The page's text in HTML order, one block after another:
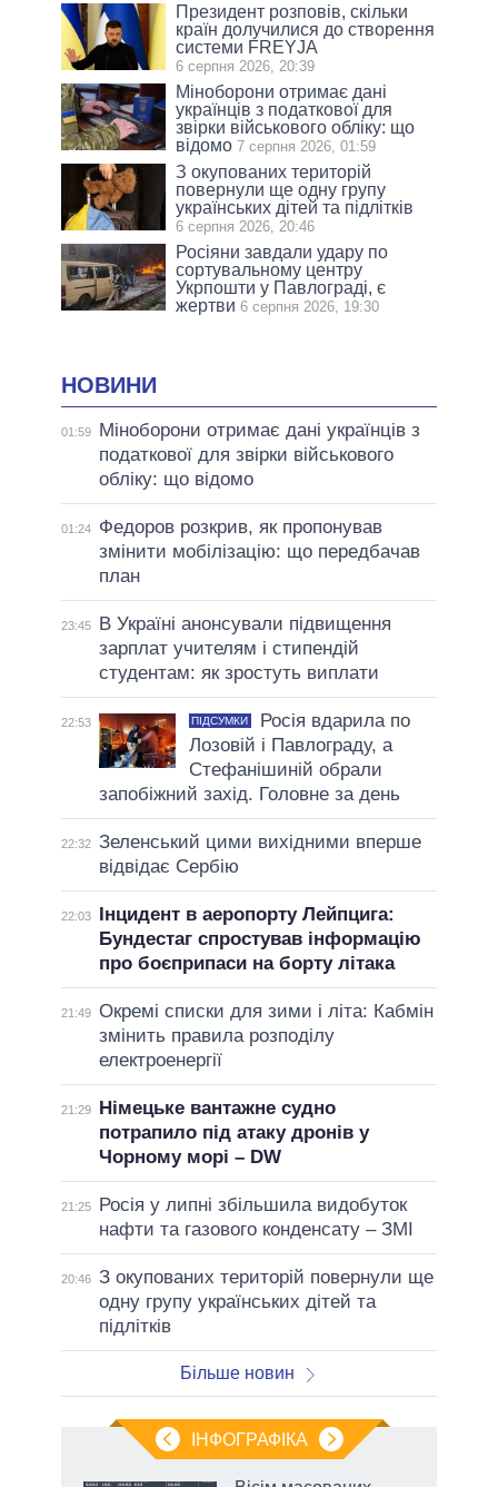
Президент розповів, скільки
країн долучилися до створення
системи FREYJA
6 серпня 2026, 20:39
Міноборони отримає дані
українців з податкової для
звірки військового обліку: що
відомо 7 серпня 2026, 01:59
З окупованих територій
повернули ще одну групу
українських дітей та підлітків
6 серпня 2026, 20:46
Росіяни завдали удару по
сортувальному центру
Укрпошти у Павлограді, є
жертви 6 серпня 2026, 19:30
НОВИНИ
01:59
Міноборони отримає дані українців з
податкової для звірки військового
обліку: що відомо
01:24
Федоров розкрив, як пропонував
змінити мобілізацію: що передбачав
план
23:45
В Україні анонсували підвищення
зарплат учителям і стипендій
студентам: як зростуть виплати
22:53 ПІДСУМКИ
Росія вдарила по
Лозовій і Павлограду, а
Стефанішиній обрали
запобіжний захід. Головне за день
22:32 Зеленський цими вихідними вперше
відвідає Сербію
22:03
Інцидент в аеропорту Лейпцига:
Бундестаг спростував інформацію
про боєприпаси на борту літака
21:49 Окремі списки для зими і літа: Кабмін
змінить правила розподілу
електроенергії
21:29
Німецьке вантажне судно
потрапило під атаку дронів у
Чорному морі – DW
21:25
Росія у липні збільшила видобуток
нафти та газового конденсату – ЗМІ
20:46 З окупованих територій повернули ще
одну групу українських дітей та
підлітків
Більше новин
ІНФОГРАФІКА